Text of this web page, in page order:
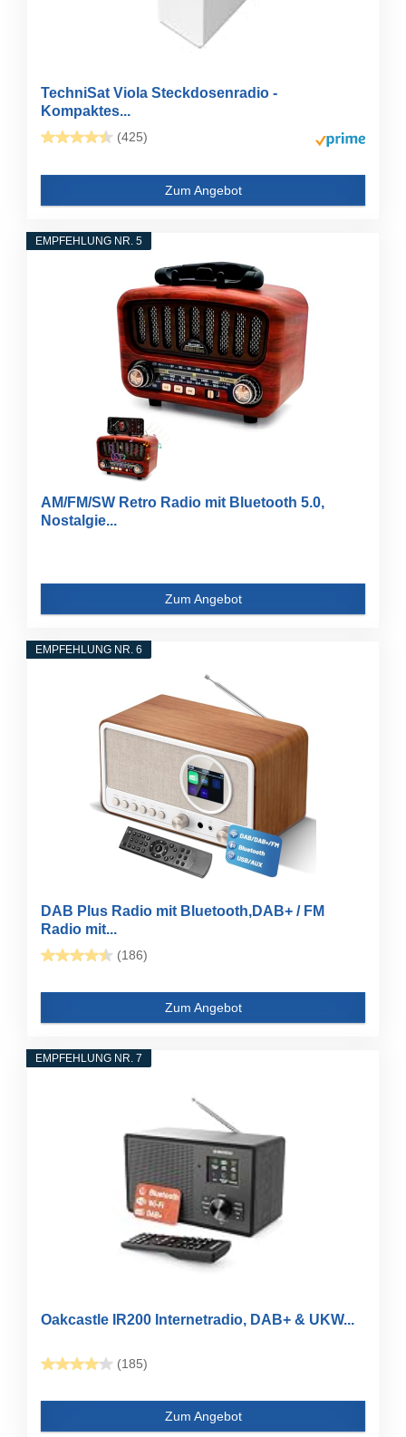
TechniSat Viola Steckdosenradio -
Kompaktes...
(425)
Zum Angebot
EMPFEHLUNG NR. 5
AM/FM/SW Retro Radio mit Bluetooth 5.0,
Nostalgie...
Zum Angebot
EMPFEHLUNG NR. 6
DAB Plus Radio mit Bluetooth,DAB+ / FM
Radio mit...
(186)
Zum Angebot
EMPFEHLUNG NR. 7
Oakcastle IR200 Internetradio, DAB+ & UKW...
(185)
Zum Angebot